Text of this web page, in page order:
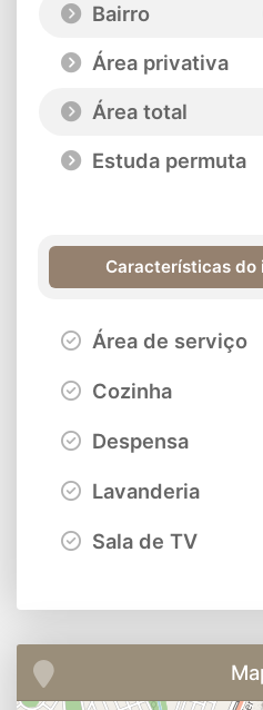
Bairro
Área privativa
Área total
Estuda permuta
Características do
Área de serviço
Cozinha
Despensa
Lavanderia
Sala de TV